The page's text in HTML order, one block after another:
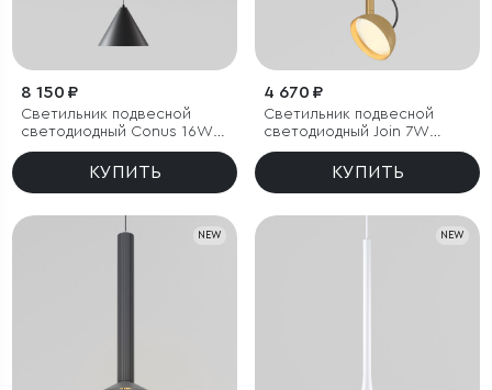
8 150 ₽
Светильник подвесной
светодиодный Conus 16W
4000K черный
КУПИТЬ
4 670 ₽
Светильник подвесной
светодиодный Join 7W
3000K латунь
КУПИТЬ
NEW NEW